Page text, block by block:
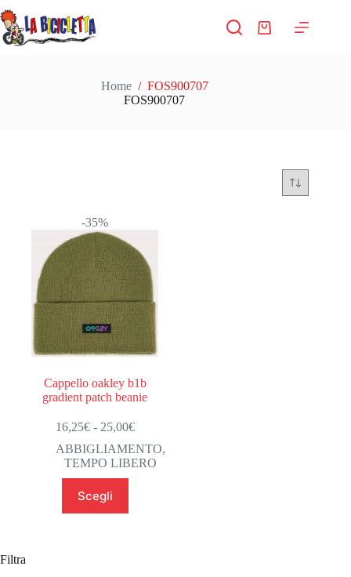
al
contenuto
Carrello
Home / FOS900707
FOS900707
-35%
Cappello oakley b1b
gradient patch beanie
16,25€ - 25,00€Fascia
prezzo:
da
ABBIGLIAMENTO,
TEMPO LIBERO
Scegliprodotto
ha
Filtra